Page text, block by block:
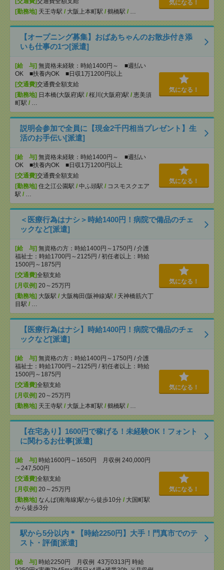
[勤務地] 天王寺駅 / 大阪上本町駅 / 鶴橋駅 / …
気になる！
【オープニング募集】おばあちゃんのお散歩付き添
いも仕事の1つ[派遣]
[給 与] 無資格未経験：時給1400円～ ■週払い
OK ■扶養内OK ■日収1万1200円以上
[交通費]交通費全額支給
[勤務地] 日本橋(大阪府)駅 / 桜川(大阪府)駅 / 恵美須
町駅 / …
気になる！
説明会参加で全員に【現金2千円相当プレゼント】生
活のお手伝い[派遣]
[給 与] 無資格未経験：時給1400円～ ■週払い
OK ■扶養内OK ■日収1万1200円以上
[交通費]交通費全額支給
[勤務地] 住之江公園駅 / 中ふ頭駅 / コスモスクエア
駅 / …
気になる！
＜医療行為はナシ＞時給1400円！病院で備品のチェ
ックなど[派遣]
[給 与] 無資格の方：時給1400円～1750円 / 介護
福祉士：時給1700円～2125円 / 初任者以上：時給
1500円～1875円
[交通費]全額支給
[月収例] 20～25万円
[勤務地] 大阪駅 / 大阪梅田(阪神線)駅 / 天神橋筋六丁
目駅 / …
気になる！
【医療行為はナシ】時給1400円！病院で備品のチェ
ックなど[派遣]
[給 与] 無資格の方：時給1400円～1750円 / 介護
福祉士：時給1700円～2125円 / 初任者以上：時給
1500円～1875円
[交通費]全額支給
[月収例] 20～25万円
[勤務地] 天王寺駅 / 大阪上本町駅 / 鶴橋駅 / …
気になる！
【在宅あり】1600円で稼げる！未経験OK！フォント
に関わるお仕事[派遣]
[給 与] 時給1600円～1650円 月収例 240,000円
～247,500円
[交通費]全額支給
[月収例] 20～25万円
[勤務地] なんば(南海線)駅から徒歩10分 / 大国町駅
から徒歩3分
気になる！
駅から5分以内＊【時給2250円】大手！門真市でのテ
スト・評価[派遣]
[給 与] 時給2250円 月収例 43万0313円 時給